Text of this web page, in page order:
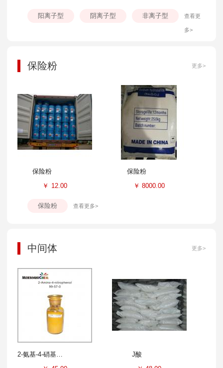
阳离子型 阴离子型 非离子型 查看更
多>
保险粉 更多>
保险粉
￥ 12.00
保险粉
￥ 8000.00
保险粉 查看更多>
中间体 更多>
J酸